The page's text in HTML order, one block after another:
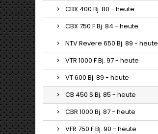
CBX 400 Bj. 80 - heute
CBX 750 F Bj. 84 - heute
NTV Revere 650 Bj. 89 - heute
VTR 1000 F Bj. 97 - heute
VT 600 Bj. 89 - heute
CB 450 S Bj. 85 - heute
CBR 1000 Bj. 87 - heute
VFR 750 F Bj. 90 - heute